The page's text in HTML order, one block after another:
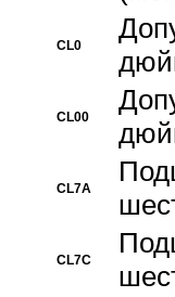
CL0
CL00
CL7A
CL7C